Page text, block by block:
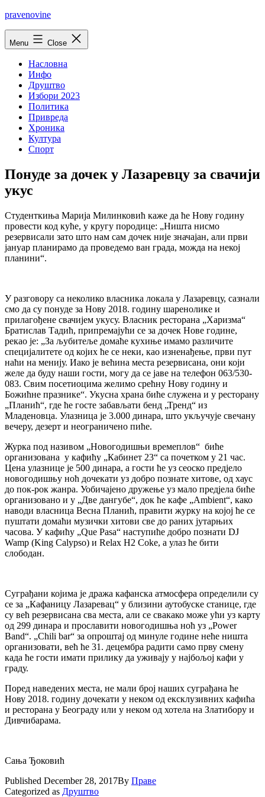
Skip
pravenovine
Menu Close
Насловна
Инфо
Друштво
Избори 2023
Политика
Привреда
Хроника
Култура
Спорт
Понуде за дочек у Лазаревцу за свачији
укус
Студенткиња Марија Милинковић каже да ће Нову годину
провести код куће, у кругу породице: „Ништа нисмо
резервисали зато што нам сам дочек није значајан, али први
јануар планирамо да проведемо ван града, можда на некој
планини“.
У разговору са неколико власника локала у Лазаревцу, сазнали
смо да су понуде за Нову 2018. годину шаренолике и
прилагођене свачијем укусу. Власник ресторана „Харизма“
Братислав Тадић, припремајући се за дочек Нове године,
рекао је: „За љубитеље домаће кухиње имамо различите
специјалитете од којих ће се неки, као изненађење, први пут
наћи на менију. Иако је већина места резервисана, они који
желе да буду наши гости, могу да се јаве на телефон 063/530-
083. Свим посетиоцима желимо срећну Нову годину и
Божићне празнике“. Укусна храна биће служена и у ресторану
„Планић“, где ће госте забављати бенд „Тренд“ из
Младеновца. Улазница је 3.000 динара, што укључује свечану
вечеру, дезерт и неограничено пиће.
Журка под називом „Новогодишњи времеплов“ биће
организована у кафићу „Кабинет 23“ са почетком у 21 час.
Цена улазнице је 500 динара, а гости ће уз сеоско предјело
новогодишњу ноћ дочекати уз добро познате хитове, од хаус
до пок-рок жанра. Уобичајено дружење уз мало предјела биће
организовано и у „Две дангубе“, док ће кафе „Ambient“, како
наводи власница Весна Планић, правити журку на којој ће се
пуштати домаћи музички хитови све до раних јутарњих
часова. У кафићу „Que Pasa“ наступиће добро познати DJ
Wamp (King Calypso) и Relax H2 Coke, а улаз ће бити
слободан.
Суграђани којима је дража кафанска атмосфера определили су
се за „Кафаницу Лазаревац“ у близини аутобуске станице, где
су већ резервисана сва места, али се свакако може ући уз карту
од 299 динара и прославити новогодишња ноћ уз „Power
Band“. „Chili bar“ за опроштај од минуле године неће ништа
организовати, већ ће 31. децембра радити само прву смену
када ће гости имати прилику да уживају у најбољој кафи у
граду.
Поред наведених места, не мали број наших суграђана ће
Нову 2018. годину дочекати у неком од ексклузивних кафића
и ресторана у Београду или у неком од хотела на Златибору и
Дивчибарама.
Сања Ђоковић
Published December 28, 2017By Праве
Categorized as Друштво